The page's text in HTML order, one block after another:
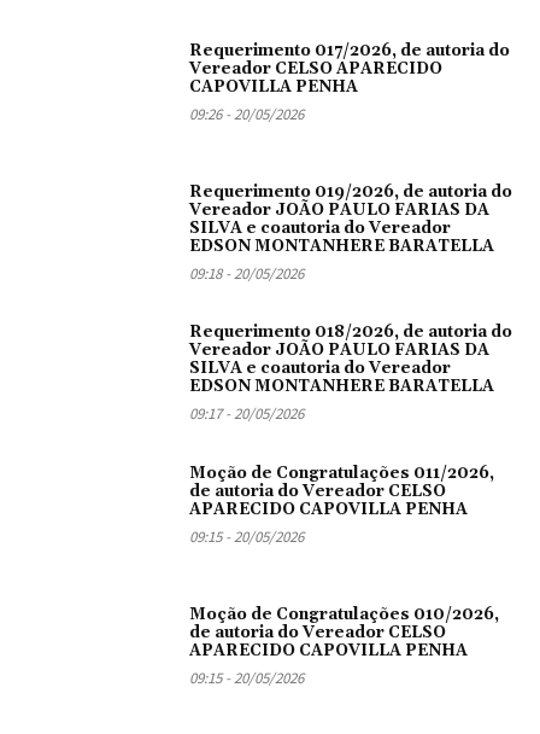
Requerimento 017/2026, de autoria do
Vereador CELSO APARECIDO
CAPOVILLA PENHA
09:26 - 20/05/2026
Requerimento 019/2026, de autoria do
Vereador JOÃO PAULO FARIAS DA
SILVA e coautoria do Vereador
EDSON MONTANHERE BARATELLA
09:18 - 20/05/2026
Requerimento 018/2026, de autoria do
Vereador JOÃO PAULO FARIAS DA
SILVA e coautoria do Vereador
EDSON MONTANHERE BARATELLA
09:17 - 20/05/2026
Moção de Congratulações 011/2026,
de autoria do Vereador CELSO
APARECIDO CAPOVILLA PENHA
09:15 - 20/05/2026
Moção de Congratulações 010/2026,
de autoria do Vereador CELSO
APARECIDO CAPOVILLA PENHA
09:15 - 20/05/2026